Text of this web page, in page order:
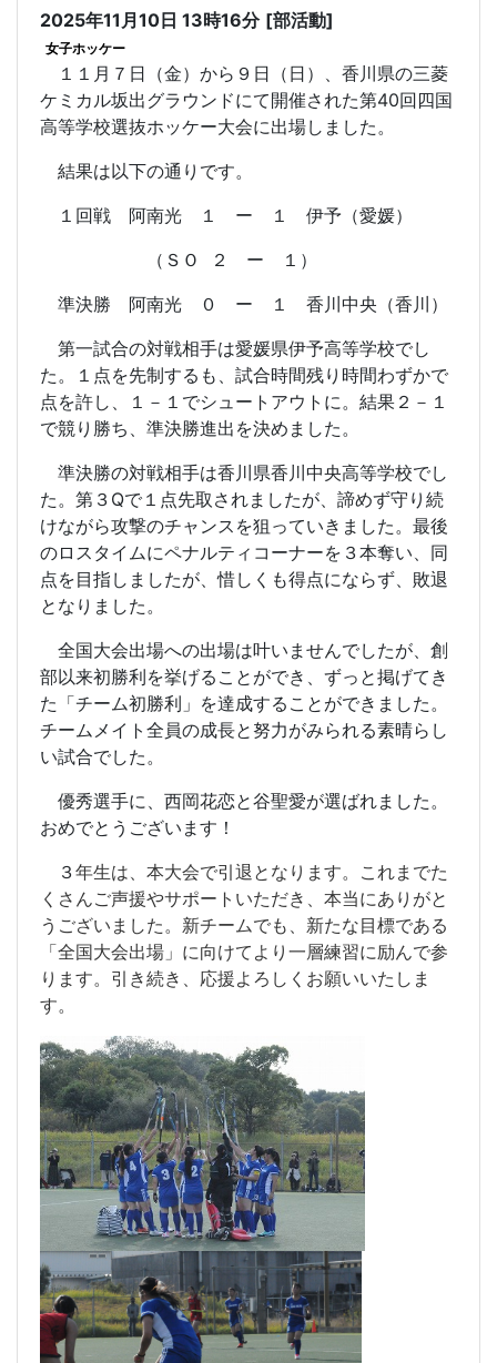
2025年11月10日 13時16分 [部活動]
女子ホッケー
１１月７日（金）から９日（日）、香川県の三菱
ケミカル坂出グラウンドにて開催された第40回四国
高等学校選抜ホッケー大会に出場しました。
結果は以下の通りです。
１回戦 阿南光 １ ー １ 伊予（愛媛）
（ＳＯ ２ ー １）
準決勝 阿南光 ０ ー １ 香川中央（香川）
第一試合の対戦相手は愛媛県伊予高等学校でし
た。１点を先制するも、試合時間残り時間わずかで
点を許し、１－１でシュートアウトに。結果２－１
で競り勝ち、準決勝進出を決めました。
準決勝の対戦相手は香川県香川中央高等学校でし
た。第３Qで１点先取されましたが、諦めず守り続
けながら攻撃のチャンスを狙っていきました。最後
のロスタイムにペナルティコーナーを３本奪い、同
点を目指しましたが、惜しくも得点にならず、敗退
となりました。
全国大会出場への出場は叶いませんでしたが、創
部以来初勝利を挙げることができ、ずっと掲げてき
た「チーム初勝利」を達成することができました。
チームメイト全員の成長と努力がみられる素晴らし
い試合でした。
優秀選手に、西岡花恋と谷聖愛が選ばれました。
おめでとうございます！
３ 年生は、本大会で引退となります。これまでた
くさんご声援やサポートいただき、本当にありがと
うございました。新チームでも、新たな目標である
「全国大会出場」に向けてより一層練習に励んで参
ります。引き続き、応援よろしくお願いいたしま
す。